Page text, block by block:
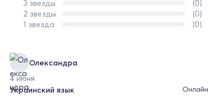
3 звезды
(0)
2 звезды
(0)
1 звезда
(0)
Олександра
4 июня
Онлайн
Украинский язык